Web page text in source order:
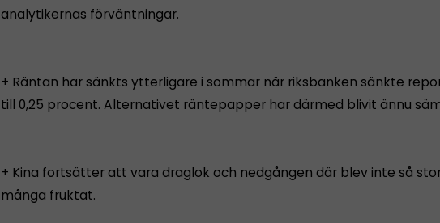
analytikernas förväntningar.
+ Räntan har sänkts ytterligare i sommar när riksbanken sänkte
till 0,25 procent. Alternativet räntepapper har därmed blivit ännu
+ Kina fortsätter att vara draglok och nedgången där blev inte så
många fruktat.